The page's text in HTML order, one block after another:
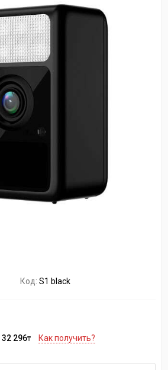
Код: S1 black
32 296₸ Как получить?